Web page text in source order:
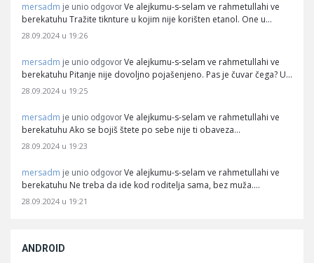
mersadm je unio odgovor Ve alejkumu-s-selam ve rahmetullahi ve
berekatuhu Tražite tiknture u kojim nije korišten etanol. One u…
28.09.2024 u 19:26
mersadm je unio odgovor Ve alejkumu-s-selam ve rahmetullahi ve
berekatuhu Pitanje nije dovoljno pojašenjeno. Pas je čuvar čega? U…
28.09.2024 u 19:25
mersadm je unio odgovor Ve alejkumu-s-selam ve rahmetullahi ve
berekatuhu Ako se bojiš štete po sebe nije ti obaveza…
28.09.2024 u 19:23
mersadm je unio odgovor Ve alejkumu-s-selam ve rahmetullahi ve
berekatuhu Ne treba da ide kod roditelja sama, bez muža.…
28.09.2024 u 19:21
ANDROID